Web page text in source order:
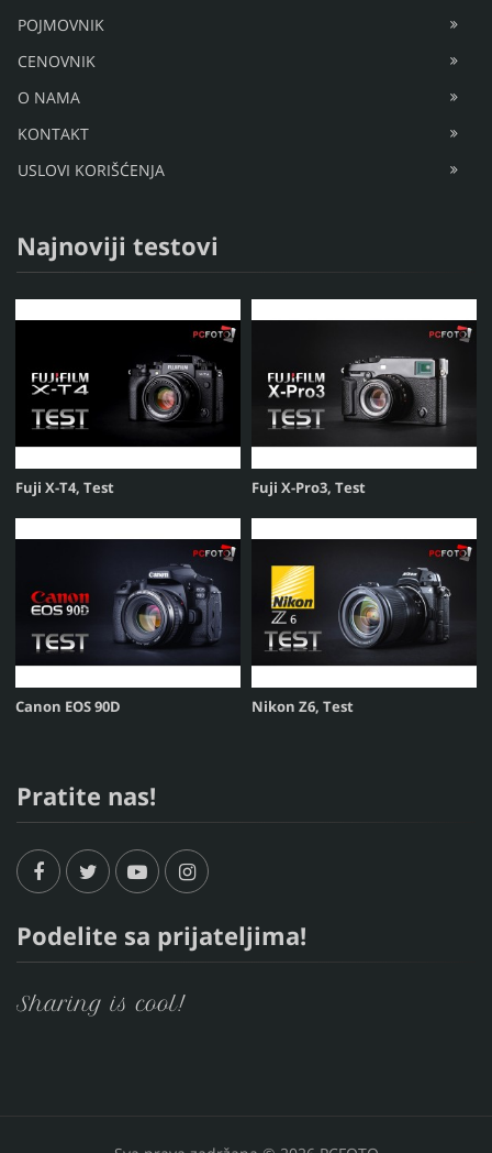
POJMOVNIK
CENOVNIK
O NAMA
KONTAKT
USLOVI KORIŠĆENJA
Najnoviji testovi
Fuji X-T4, Test Fuji X-Pro3, Test
Canon EOS 90D Nikon Z6, Test
Pratite nas!
Podelite sa prijateljima!
Sharing is cool!